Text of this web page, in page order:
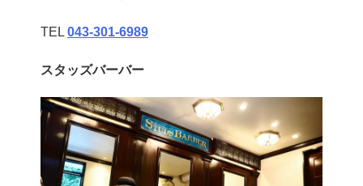
TEL 043‐301‐6989
スタッズバーバー